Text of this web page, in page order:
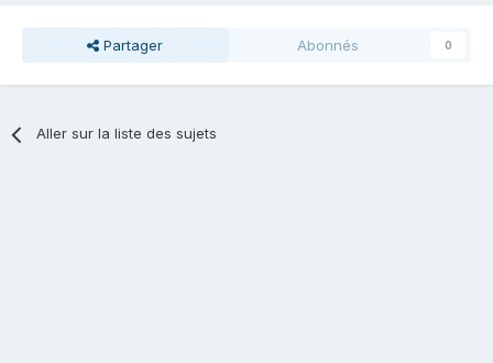
Partager Abonnés 0
Aller sur la liste des sujets